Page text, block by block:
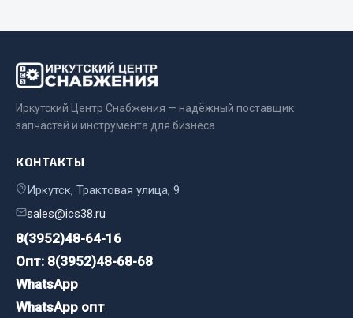
Chevron
Cosmo
Показать ещё
Горелки, баллоны, плитки газовые
Замки
Лампы паяльные, керосиновые
Сантехника
Иркутский Центр Снабжения — надёжный поставщик
запчастей и инструмента для бизнеса
КОНТАКТЫ
Иркутск, Трактовая улица, 9
sales@ics38.ru
8(3952)48-64-16
Опт: 8(3952)48-68-68
WhatsApp
WhatsApp опт